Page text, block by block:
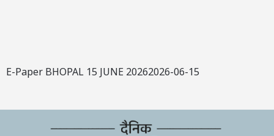
E-Paper BHOPAL 15 JUNE 20262026-06-15